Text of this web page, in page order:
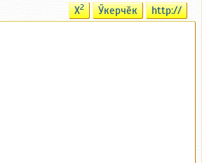
X2 Ӳкерчӗк http://